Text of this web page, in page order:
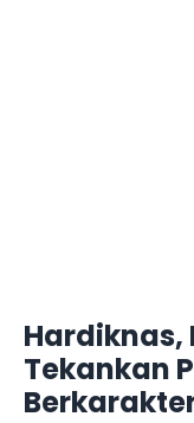
Hardiknas,
Tekankan